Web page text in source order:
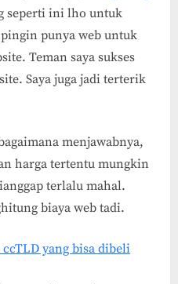
seperti ini lho untuk
punya web untuk
Teman saya sukses
Saya juga jadi terterik
menjawabnya,
harga tertentu mungkin
terlalu mahal.
biaya web tadi.
yang bisa dibeli